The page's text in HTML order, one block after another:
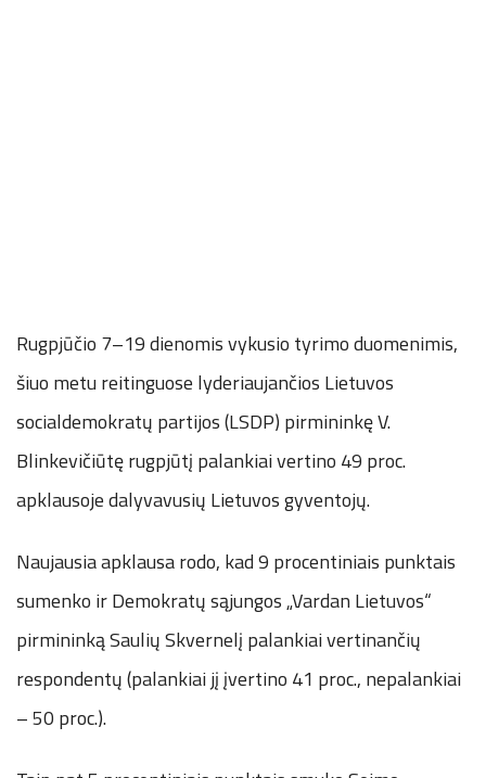
Rugpjūčio 7–19 dienomis vykusio tyrimo duomenimis,
šiuo metu reitinguose lyderiaujančios Lietuvos
socialdemokratų partijos (LSDP) pirmininkę V.
Blinkevičiūtę rugpjūtį palankiai vertino 49 proc.
apklausoje dalyvavusių Lietuvos gyventojų.
Naujausia apklausa rodo, kad 9 procentiniais punktais
sumenko ir Demokratų sąjungos „Vardan Lietuvos“
pirmininką Saulių Skvernelį palankiai vertinančių
respondentų (palankiai jį įvertino 41 proc., nepalankiai
– 50 proc.).